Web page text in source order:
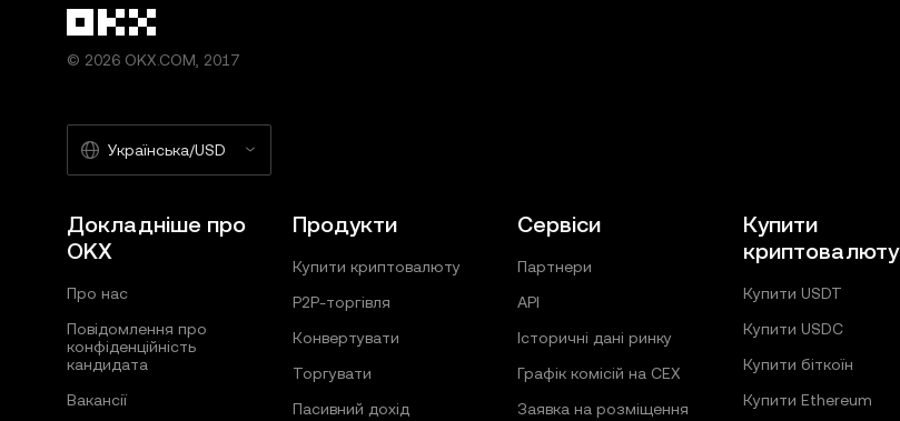
© 2026 OKX.COM, 2017
Українська/USD
Докладніше про
OKX
Про нас
Повідомлення про
конфіденційність
кандидата
Вакансії
Продукти
Купити криптовалюту
P2P-торгівля
Конвертувати
Торгувати
Пасивний дохід
Сервіси
Партнери
API
Історичні дані ринку
Графік комісій на CEX
Заявка на розміщення
Купити
криптовалюту
Купити USDT
Купити USDC
Купити біткоїн
Купити Ethereum